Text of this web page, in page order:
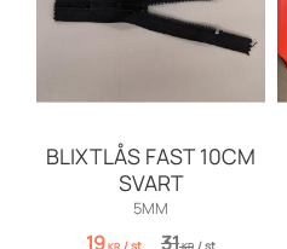
BLIXTLÅS FAST 10CM
SVART
5MM
19KR /st 31KR /st